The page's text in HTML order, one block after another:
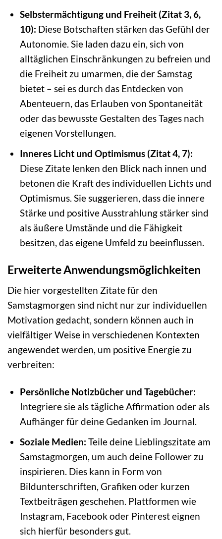
Selbstermächtigung und Freiheit (Zitat 3, 6,
10): Diese Botschaften stärken das Gefühl der
Autonomie. Sie laden dazu ein, sich von
alltäglichen Einschränkungen zu befreien und
die Freiheit zu umarmen, die der Samstag
bietet – sei es durch das Entdecken von
Abenteuern, das Erlauben von Spontaneität
oder das bewusste Gestalten des Tages nach
eigenen Vorstellungen.
Inneres Licht und Optimismus (Zitat 4, 7):
Diese Zitate lenken den Blick nach innen und
betonen die Kraft des individuellen Lichts und
Optimismus. Sie suggerieren, dass die innere
Stärke und positive Ausstrahlung stärker sind
als äußere Umstände und die Fähigkeit
besitzen, das eigene Umfeld zu beeinflussen.
Erweiterte Anwendungsmöglichkeiten
Die hier vorgestellten Zitate für den
Samstagmorgen sind nicht nur zur individuellen
Motivation gedacht, sondern können auch in
vielfältiger Weise in verschiedenen Kontexten
angewendet werden, um positive Energie zu
verbreiten:
Persönliche Notizbücher und Tagebücher:
Integriere sie als tägliche Affirmation oder als
Aufhänger für deine Gedanken im Journal.
Soziale Medien: Teile deine Lieblingszitate am
Samstagmorgen, um auch deine Follower zu
inspirieren. Dies kann in Form von
Bildunterschriften, Grafiken oder kurzen
Textbeiträgen geschehen. Plattformen wie
Instagram, Facebook oder Pinterest eignen
sich hierfür besonders gut.